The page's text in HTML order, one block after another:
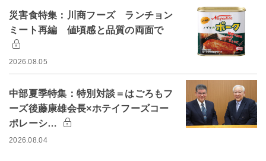
災害食特集：川商フーズ ランチョン
ミート再編 値頃感と品質の両面で
2026.08.05
中部夏季特集：特別対談＝はごろもフ
ーズ後藤康雄会長×ホテイフーズコー
ポレーシ…
2026.08.04